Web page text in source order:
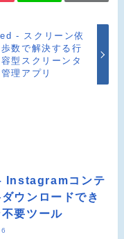
- スクリーン依
数で解決する行
型スクリーンタ
理アプリ
コンテ
ウンロードでき
要ツール